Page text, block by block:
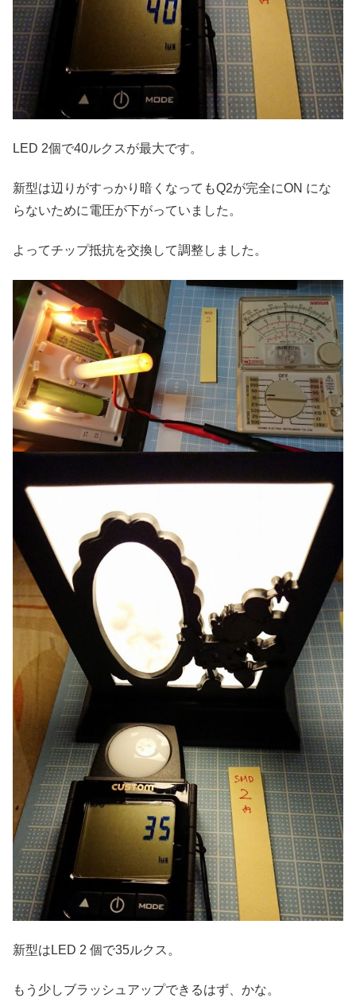
LED 2個で40ルクスが最大です。
新型は辺りがすっかり暗くなってもQ2が完全にON にな
らないために電圧が下がっていました。
よってチップ抵抗を交換して調整しました。
新型はLED 2 個で35ルクス。
もう少しブラッシュアップできるはず、かな。